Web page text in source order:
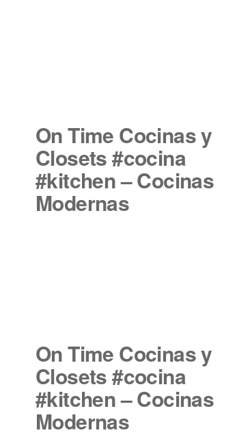
On Time Cocinas y
Closets #cocina
#kitchen – Cocinas
Modernas
On Time Cocinas y
Closets #cocina
#kitchen – Cocinas
Modernas